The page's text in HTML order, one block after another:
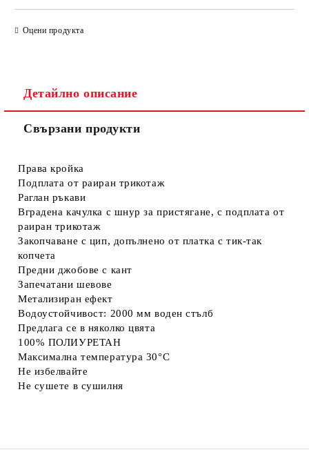
Ние ще се свържем с вас в рамките на работния ден.
Оцени продукта
Детайлно описание
Свързани продукти
Права кройка
Подплата от раиран трикотаж
Раглан ръкави
Вградена качулка с шнур за пристягане, с подплата от
раиран трикотаж
Закопчаване с цип, допълнено от платка с тик-так
копчета
Предни джобове с кант
Запечатани шевове
Метализиран ефект
Водоустойчивост: 2000 мм воден стълб
Предлага се в няколко цвята
100% ПОЛИУРЕТАН
Максимална температура 30°C
Не избелвайте
Не сушете в сушилня